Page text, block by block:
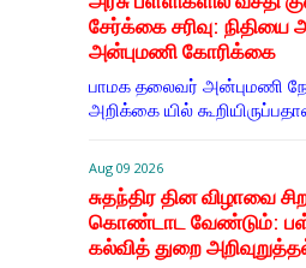
சேர்க்கை சரிவு: நிதியை
அன்புமணி கோரிக்கை
பாமக தலைவர் அன்புமணி
அறிக்கை யில்
Aug 09 2026
சுதந்திர தின விழாவை
கொண்டாட வேண்டும்:
கல்வித் துறை